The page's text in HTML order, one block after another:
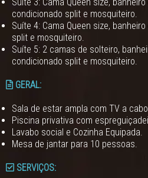
condicionado split e mosquiteiro.
Suíte 4: Cama Queen size,
split e mosquiteiro.
Suíte 5: 2 camas de solteiro,
condicionado split e mosquiteiro.
GERAL:
Sala de estar ampla com TV a
Piscina privativa com
Lavabo social e Cozinha Equipada.
Mesa de jantar para 10 pessoas.
SERVIÇOS: